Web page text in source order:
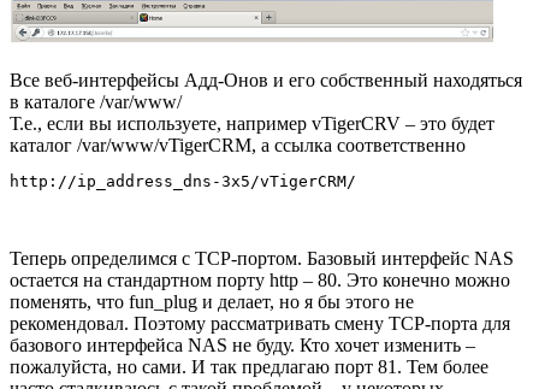
Дальнейшая настройка, руссификация и конфигурирование
Joomla!, как я писал, согласно инструкции.
http://ip_address_dns-3x5/Joomla/
Все веб-интерфейсы Адд-Онов и его собственный находяться
в каталоге /var/www/
Т.е., если вы используете, например vTigerCRV – это будет
каталог /var/www/vTigerCRM, а ссылка соответственно
http://ip_address_dns-3x5/vTigerCRM/